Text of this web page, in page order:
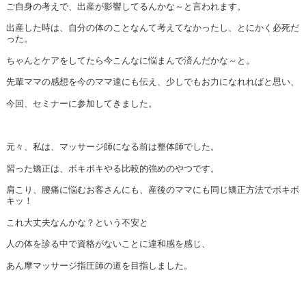
ご自身の考えで、出産が影響してるんかな～と言われます。
出産した時は、自分の体のことなんて考えてなかったし、とにかく必死だ
った。
ちゃんとケアをしてたら今こんなに悩まんで済んだかな～と。
先輩ママの感想を今のママ達にも伝え、少しでもお力になれればと思い、
今回、セミナーに参加してきました。
元々、私は、マッサージ師になる前は整体師でした。
習った矯正は、ボキボキやる比較的強めのやつです。
肩こり、腰痛に悩むお客さんにも、産後のママにも同じ矯正方法でボキボ
キッ！
これ大丈夫なんかな？という不安と
人の体を診る中で資格がないことに違和感を感じ、
あん摩マッサージ指圧師の道を目指しました。